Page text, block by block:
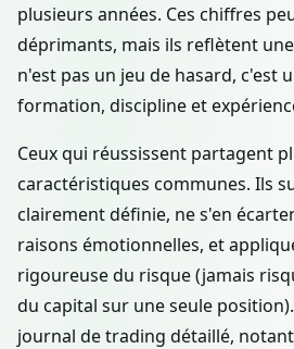
plusieurs années. Ces chiffres
déprimants, mais ils reflètent
n'est pas un jeu de hasard, c'est
formation, discipline et
Ceux qui réussissent partagent
caractéristiques communes. Ils
clairement définie, ne s'en
raisons émotionnelles, et
rigoureuse du risque (jamais
du capital sur une seule
journal de trading détaillé,